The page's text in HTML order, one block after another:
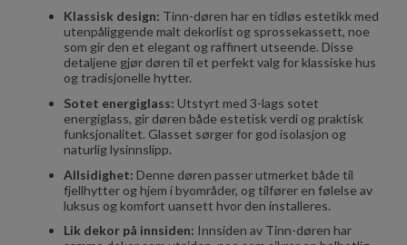
Klassisk design: Tinn-døren har en tidløs estetikk med
utenpåliggende malt dekorlist og sprossekassett, noe
som gir den et elegant og raffinert utseende. Disse
detaljene gjør døren til et perfekt valg for klassiske hus
og tradisjonelle hytter.
Sotet energiglass: Utstyrt med 3-lags sotet
energiglass, gir døren både estetisk verdi og praktisk
funksjonalitet. Glasset sørger for god isolasjon og
naturlig lysinnslipp.
Allsidighet: Denne døren passer utmerket både til
fjellhytter og hjem i byområder, og tilfører en følelse av
luksus og komfort uansett hvor den installeres.
Lik dekor på innsiden: Innsiden av Tinn-døren har